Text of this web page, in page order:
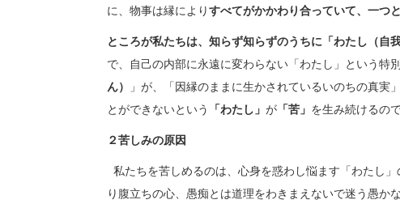
に、物事は縁によりすべてがかかわり合っていて、一つ
ところが私たちは、知らず知らずのうちに「わたし（自
で、自己の内部に永遠に変わらない「わたし」という特
ん）
」が、「因縁のままに生かされているいのちの真
とができないという
「わたし」 が 「苦」 を生み続けるので
２苦しみの原因
私たちを苦しめるのは、心身を惑わし悩ます「わたし」
り腹立ちの心、愚痴とは道理をわきまえないで迷う愚か